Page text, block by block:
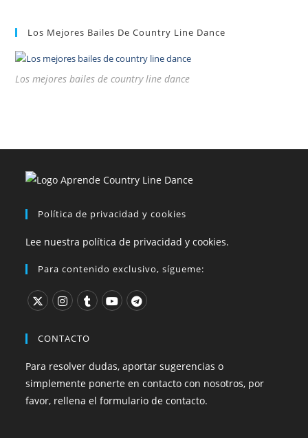
Los Mejores Bailes De Country Line Dance
Los mejores bailes de country line dance
Política de privacidad y cookies
Lee nuestra política de privacidad y cookies.
Para contenido exclusivo, sígueme:
CONTACTO
Para resolver dudas, aportar sugerencias o
simplemente ponerte en contacto con nosotros, por
favor, rellena el formulario de contacto.